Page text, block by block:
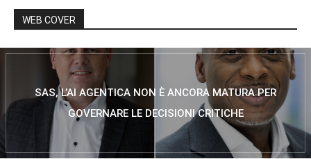
WEB COVER
SAS, L’AI AGENTICA NON È ANCORA MATURA PER
GOVERNARE LE DECISIONI CRITICHE